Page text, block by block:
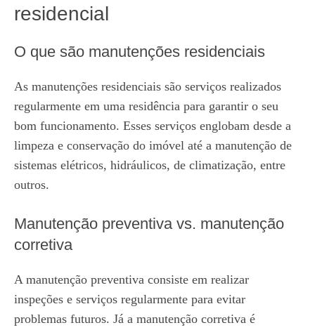
residencial
O que são manutenções residenciais
As manutenções residenciais são serviços realizados
regularmente em uma residência para garantir o seu
bom funcionamento. Esses serviços englobam desde a
limpeza e conservação do imóvel até a manutenção de
sistemas elétricos, hidráulicos, de climatização, entre
outros.
Manutenção preventiva vs. manutenção
corretiva
A manutenção preventiva consiste em realizar
inspeções e serviços regularmente para evitar
problemas futuros. Já a manutenção corretiva é